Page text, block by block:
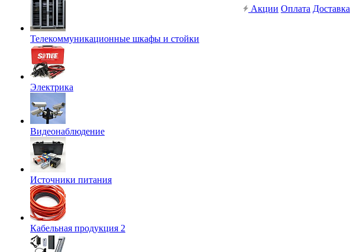
Телекоммуникационные шкафы и стойки
Электрика
Видеонаблюдение
Источники питания
Кабельная продукция 2
Акции Оплата Доставка